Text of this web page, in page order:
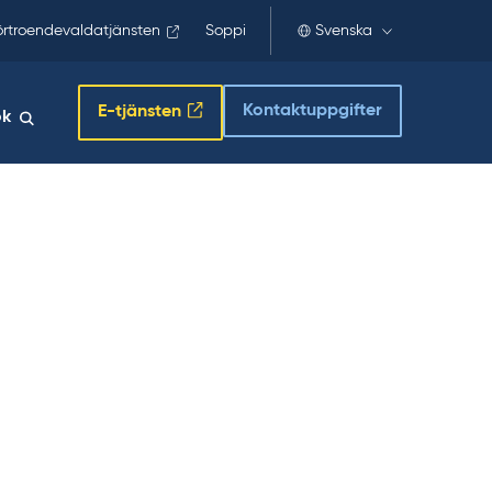
Soppi Svenska
E-tjänsten Kontaktuppgifter